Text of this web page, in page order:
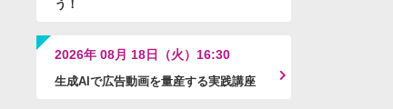
う！
2026年 08月 18日（火）16:30
生成AIで広告動画を量産する実践講座